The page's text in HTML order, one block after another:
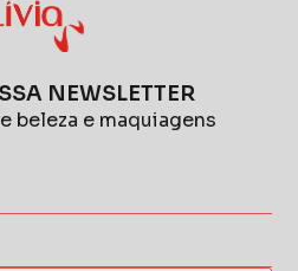
NEWSLETTER
beleza e maquiagens